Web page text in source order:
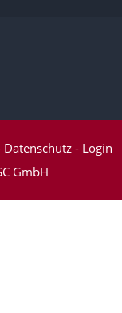
Datenschutz - Login
GmbH